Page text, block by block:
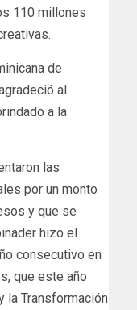
110 millones
de
al
a la
las
por un monto
y que se
hizo el
consecutivo en
que este año
la Transformación